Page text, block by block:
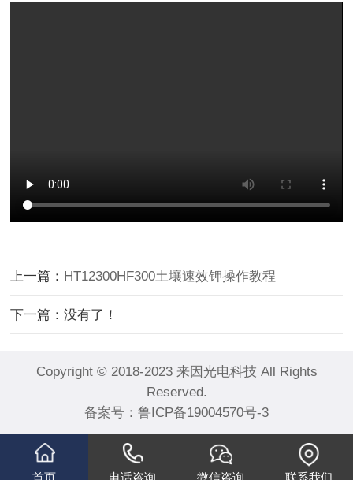
上一篇： HT12300HF300土壤速效钾操作教程
下一篇：没有了！
Copyright © 2018-2023 来因光电科技 All Rights
Reserved.
备案号： 鲁ICP备19004570号-3
首页 电话咨询 微信咨询 联系我们